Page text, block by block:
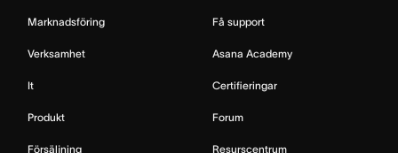
Marknadsföring
Verksamhet
It
Produkt
Försäljning
Få support
Asana Academy
Certifieringar
Forum
Resurscentrum